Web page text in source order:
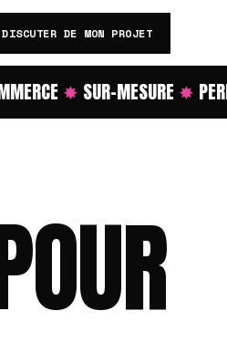
DISCUTER DE MON PROJET
✸ SUR-MESURE✸